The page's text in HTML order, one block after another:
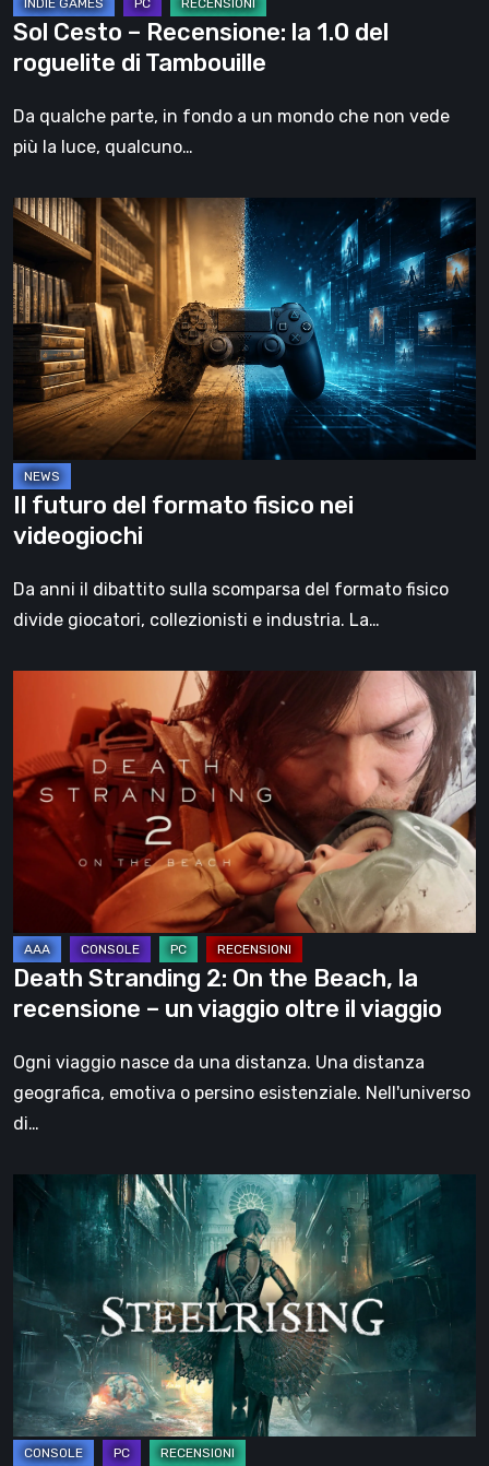
Tambouille
Sol Cesto – Recensione: la 1.0 del
roguelite di Tambouille
Da qualche parte, in fondo a un mondo che non vede
più la luce, qualcuno…
Il
futuro
del
formato
fisico
videogiochi
Il futuro del formato fisico nei
videogiochi
Da anni il dibattito sulla scomparsa del formato fisico
divide giocatori, collezionisti e industria. La…
Stranding
On
the
Beach,
recensione
–
un
viaggio
oltre
il
Death Stranding 2: On the Beach, la
recensione – un viaggio oltre il viaggio
Ogni viaggio nasce da una distanza. Una distanza
geografica, emotiva o persino esistenziale. Nell'universo
di…
Steelrising,
recensione:
rivoluzione
sotto
ingranaggi